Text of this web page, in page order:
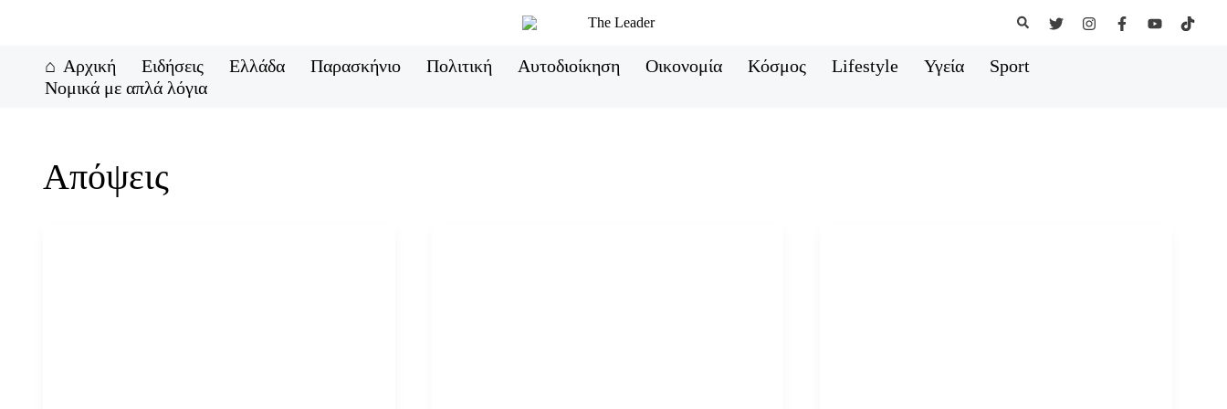
Αναζήτηση
Αρχική Ειδήσεις Ελλάδα Παρασκήνιο Πολιτική Αυτοδιοίκηση Οικονομία Κόσμος Lifestyle Υγεία
Sport
Νομικά με απλά λόγια
Απόψεις